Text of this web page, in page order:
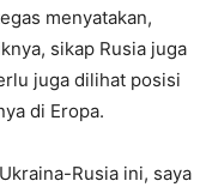
menyatakan,
sikap Rusia juga
juga dilihat posisi
di Eropa.
Rusia ini, saya